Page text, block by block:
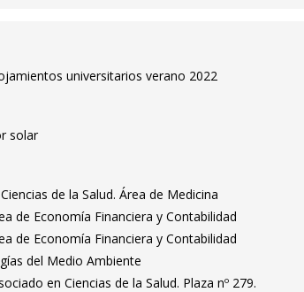
universitarios verano 2022
solar
de la Salud. Área de Medicina
de Economía Financiera y Contabilidad
de Economía Financiera y Contabilidad
del Medio Ambiente
en Ciencias de la Salud. Plaza nº 279.